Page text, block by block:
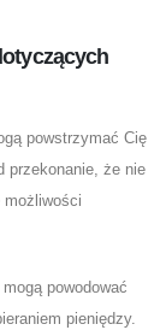
powstrzymać Cię
przekonanie, że nie
możliwości
powodować
pieniędzy.